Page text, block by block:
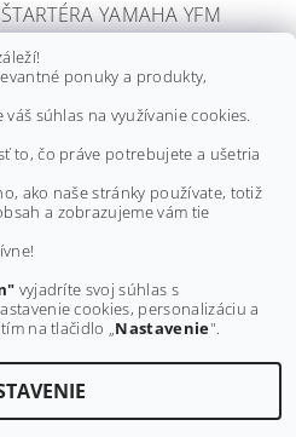
YAMAHA YFM
YFM 700 GRIZZLY,
KODIAK, 07-23, 3B4-
od €22 bez DPH
k tejto položke.
vyhradenéUpraviť nastavenie cookies
ponuky a produkty,
súhlas na využívanie cookies.
to, čo práve potrebujete a ušetria
ako naše stránky používate, totiž
a zobrazujeme vám tie
vyjadríte svoj súhlas s
cookies, personalizáciu a
na tlačidlo „Nastavenie".